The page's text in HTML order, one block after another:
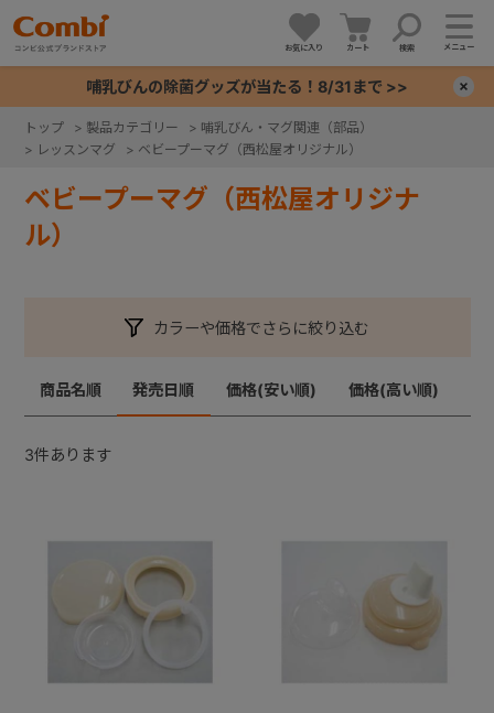
お気に入り カート 検索 メニュー
哺乳びんの除菌グッズが当たる！8/31まで >>
トップ > 製品カテゴリー > 哺乳びん・マグ関連（部品）
> レッスンマグ > ベビープーマグ（西松屋オリジナル）
ベビープーマグ（西松屋オリジナ
ル）
カラーや価格でさらに絞り込む
商品名順 発売日順 価格(安い順) 価格(高い順)
3件あります